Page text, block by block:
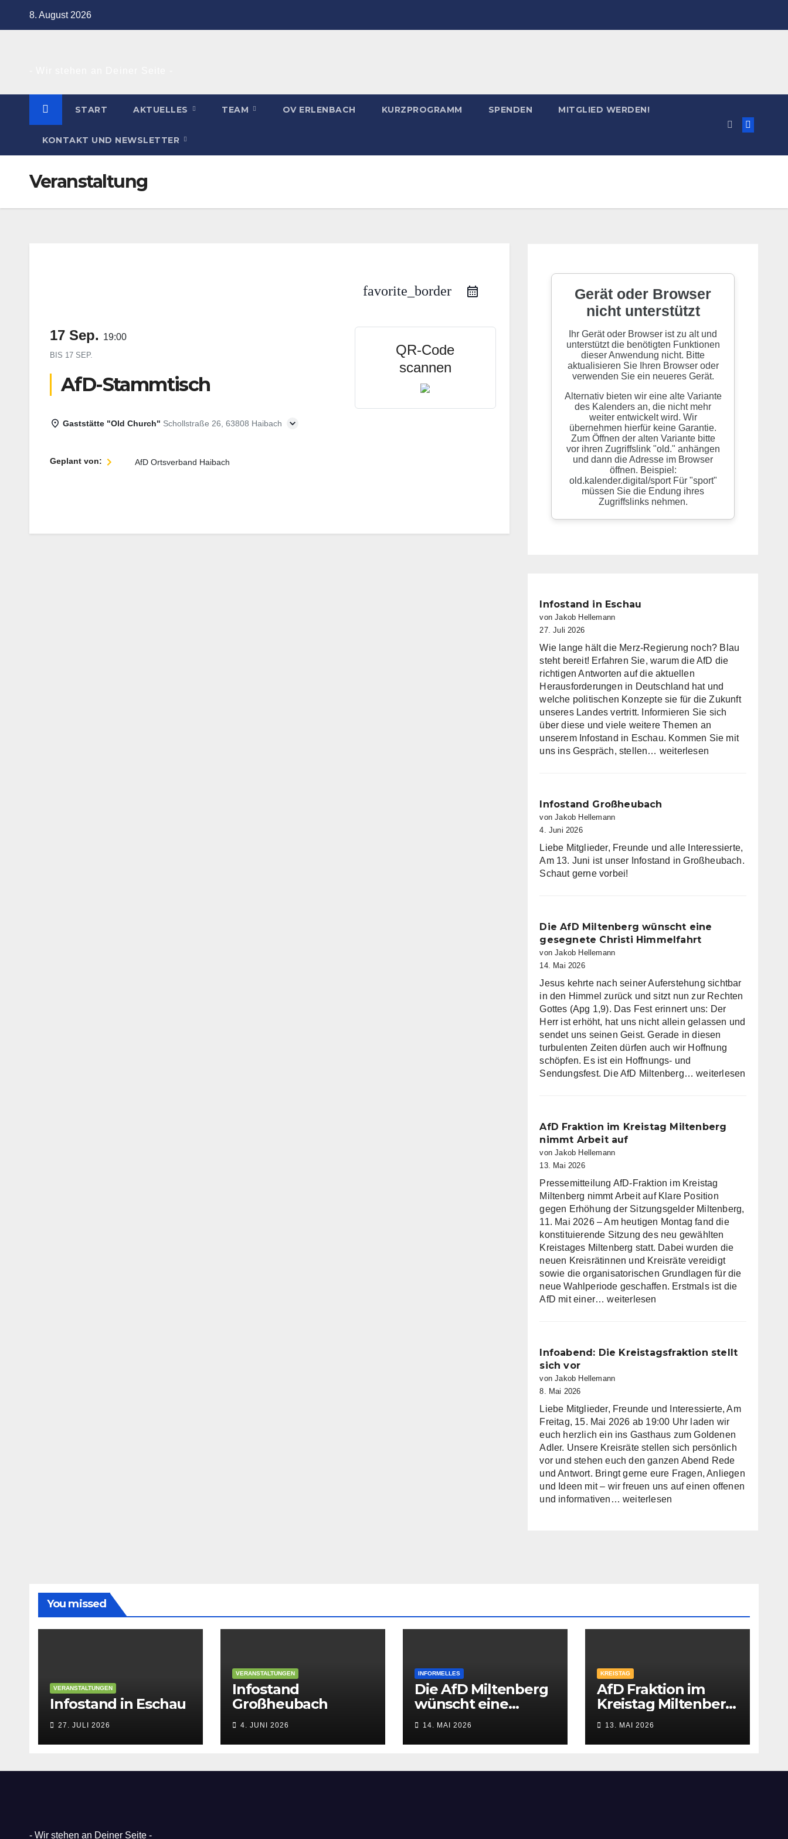
8. August 2026
START AKTUELLES TEAM OV ERLENBACH KURZPROGRAMM SPENDEN MITGLIED WERDEN!
KONTAKT UND NEWSLETTER
Veranstaltung
favorite_border
17 Sep. 19:00
BIS 17 SEP.
AfD-Stammtisch
Gaststätte "Old Church" Schollstraße 26, 63808 Haibach
Geplant von: AfD Ortsverband Haibach
QR-Code
scannen
Infostand in Eschau
von Jakob Hellemann
27. Juli 2026
Wie lange hält die Merz-Regierung noch? Blau
steht bereit! Erfahren Sie, warum die AfD die
richtigen Antworten auf die aktuellen
Herausforderungen in Deutschland hat und
welche politischen Konzepte sie für die Zukunft
unseres Landes vertritt. Informieren Sie sich
über diese und viele weitere Themen an
unserem Infostand in Eschau. Kommen Sie mit
uns ins Gespräch, stellen… Infostand
weiterlesen
Infostand Großheubach
von Jakob Hellemann
4. Juni 2026
Liebe Mitglieder, Freunde und alle Interessierte,
Am 13. Juni ist unser Infostand in Großheubach.
Schaut gerne vorbei!
Die AfD Miltenberg wünscht eine
gesegnete Christi Himmelfahrt
von Jakob Hellemann
14. Mai 2026
Jesus kehrte nach seiner Auferstehung sichtbar
in den Himmel zurück und sitzt nun zur Rechten
Gottes (Apg 1,9). Das Fest erinnert uns: Der
Herr ist erhöht, hat uns nicht allein gelassen und
sendet uns seinen Geist. Gerade in diesen
turbulenten Zeiten dürfen auch wir Hoffnung
schöpfen. Es ist ein Hoffnungs- und
Sendungsfest. Die AfD Miltenberg…Die
eine
weiterlesen
AfD Fraktion im Kreistag Miltenberg
nimmt Arbeit auf
von Jakob Hellemann
13. Mai 2026
Pressemitteilung AfD-Fraktion im Kreistag
Miltenberg nimmt Arbeit auf Klare Position
gegen Erhöhung der Sitzungsgelder Miltenberg,
11. Mai 2026 – Am heutigen Montag fand die
konstituierende Sitzung des neu gewählten
Kreistages Miltenberg statt. Dabei wurden die
neuen Kreisrätinnen und Kreisräte vereidigt
sowie die organisatorischen Grundlagen für die
neue Wahlperiode geschaffen. Erstmals ist die
AfD mit einer…AfD
Miltenberg
Arbeit
weiterlesen
Infoabend: Die Kreistagsfraktion stellt
sich vor
von Jakob Hellemann
8. Mai 2026
Liebe Mitglieder, Freunde und Interessierte, Am
Freitag, 15. Mai 2026 ab 19:00 Uhr laden wir
euch herzlich ein ins Gasthaus zum Goldenen
Adler. Unsere Kreisräte stellen sich persönlich
vor und stehen euch den ganzen Abend Rede
und Antwort. Bringt gerne eure Fragen, Anliegen
und Ideen mit – wir freuen uns auf einen offenen
und informativen… Infoabend:
weiterlesen
You missed
VERANSTALTUNGEN
Infostand in Eschau
27. JULI 2026
VERANSTALTUNGEN
Infostand
Großheubach
4. JUNI 2026
INFORMELLES
Die AfD Miltenberg
wünscht eine
gesegnete Christi
Himmelfahrt
14. MAI 2026
KREISTAG
AfD Fraktion im
Kreistag Miltenberg
nimmt Arbeit auf
13. MAI 2026
- Wir stehen an Deiner Seite -